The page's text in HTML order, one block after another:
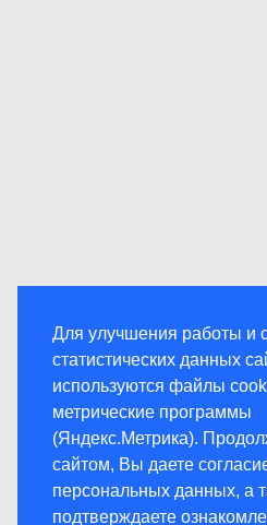
Для улучшения работы и
статистических данных
используются файлы
метрические программы
(Яндекс.Метрика).
сайтом, Вы даете
персональных данных, а
подтверждаете